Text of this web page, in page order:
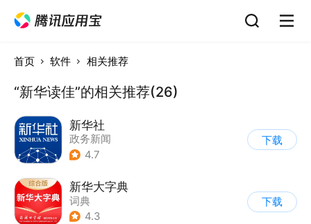
首页 软件 相关推荐
“新华读佳”的相关推荐(26)
新华社
政务新闻
4.7
下载
新华大字典
词典
4.3
下载